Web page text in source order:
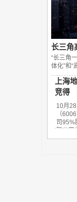
长三角
“长三角
体化”和“
上海
竞得
10月
（
司95%
限公司